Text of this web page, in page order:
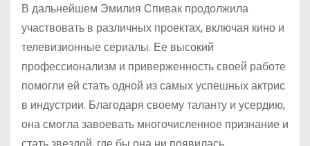
В дальнейшем Эмилия Спивак продолжила
участвовать в различных проектах, включая кино и
телевизионные сериалы. Ее высокий
профессионализм и приверженность своей работе
помогли ей стать одной из самых успешных актрис
в индустрии. Благодаря своему таланту и усердию,
она смогла завоевать многочисленное признание и